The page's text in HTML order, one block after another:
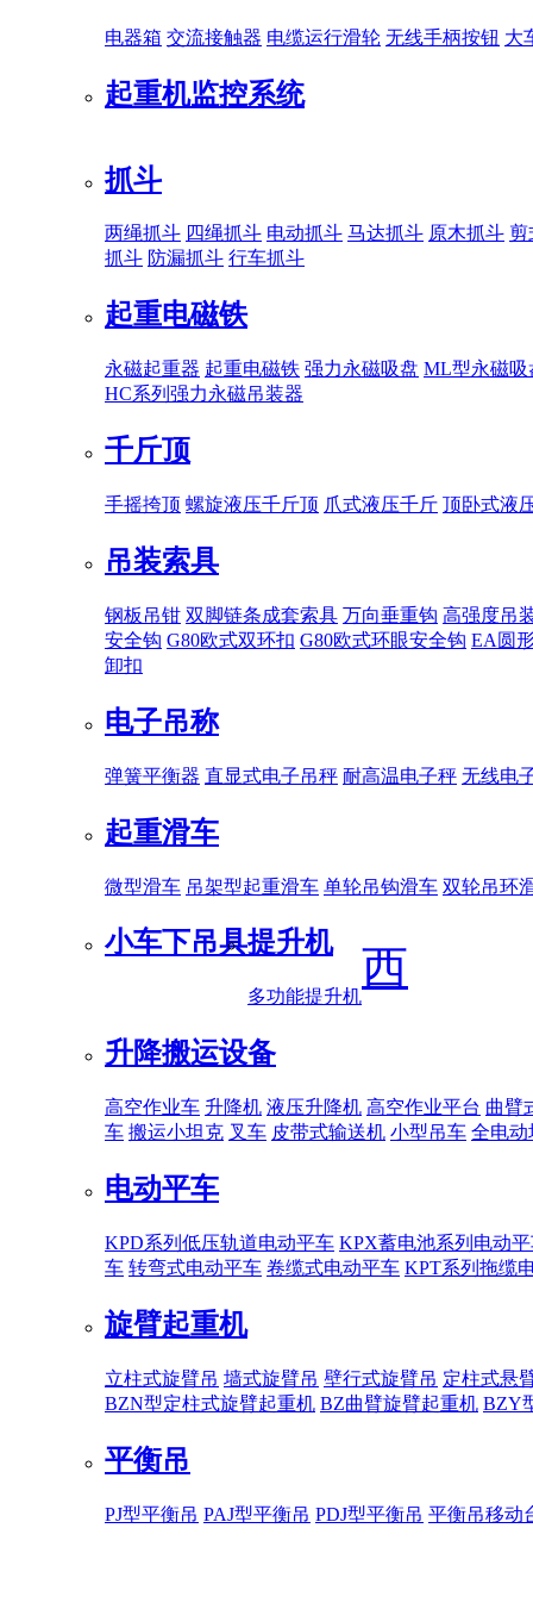
电器箱 交流接触器 电缆运行滑轮 无线手柄按钮 大
起重机监控系统
抓斗
两绳抓斗 四绳抓斗 电动抓斗 马达抓斗 原木抓斗 剪
抓斗 防漏抓斗 行车抓斗
起重电磁铁
永磁起重器 起重电磁铁 强力永磁吸盘 ML型永磁吸
HC系列强力永磁吊装器
千斤顶
手摇挎顶 螺旋液压千斤顶 爪式液压千斤 顶卧式液
吊装索具
钢板吊钳 双脚链条成套索具 万向垂重钩 高强度吊
安全钩 G80欧式双环扣 G80欧式环眼安全钩 EA圆
卸扣
电子吊称
弹簧平衡器 直显式电子吊秤 耐高温电子秤 无线电
起重滑车
微型滑车 吊架型起重滑车 单轮吊钩滑车 双轮吊环
小车下吊具提升机
多功能提升机
升降搬运设备
高空作业车 升降机 液压升降机 高空作业平台 曲臂
车 搬运小坦克 叉车 皮带式输送机 小型吊车 全电动
电动平车
KPD系列低压轨道电动平车 KPX蓄电池系列电动
车 转弯式电动平车 卷缆式电动平车 KPT系列拖缆
旋臂起重机
立柱式旋臂吊 墙式旋臂吊 壁行式旋臂吊 定柱式悬
BZN型定柱式旋臂起重机 BZ曲臂旋臂起重机 BZY
平衡吊
PJ型平衡吊 PAJ型平衡吊 PDJ型平衡吊 平衡吊移动
西